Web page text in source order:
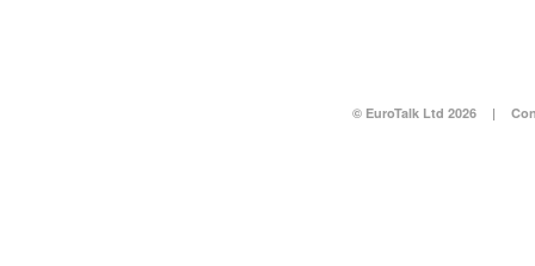
© EuroTalk Ltd 2026 |